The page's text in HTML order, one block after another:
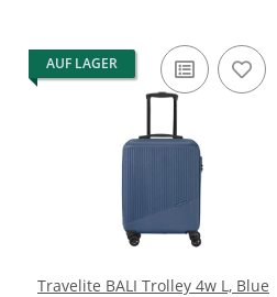
AUF LAGER
Travelite BALI Trolley 4w L, Blue